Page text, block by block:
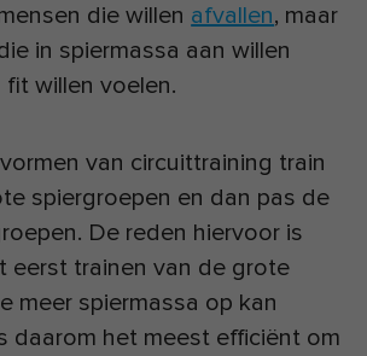
die willen afvallen, maar
in spiermassa aan willen
fit willen voelen.
van circuittraining train
spiergroepen en dan pas de
De reden hiervoor is
eerst trainen van de grote
meer spiermassa op kan
daarom het meest efficiënt om